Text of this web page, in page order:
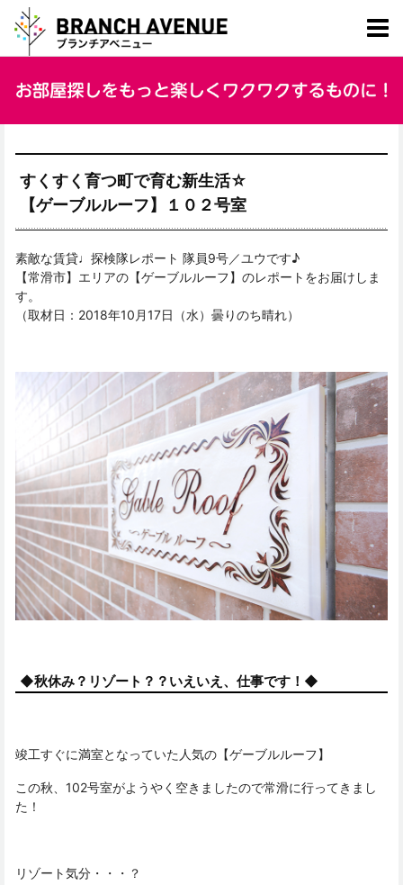
すくすく育つ町で育む新生活☆
【ゲーブルルーフ】１０２号室
素敵な賃貸♩探検隊レポート 隊員9号／ユウです♪
【常滑市】エリアの【ゲーブルルーフ】のレポートをお届けしま
す。
（取材日：2018年10月17日（水）曇りのち晴れ）
◆秋休み？リゾート？？いえいえ、仕事です！◆
竣工すぐに満室となっていた人気の【ゲーブルルーフ】
この秋、102号室がようやく空きましたので常滑に行ってきまし
た！
リゾート気分・・・？